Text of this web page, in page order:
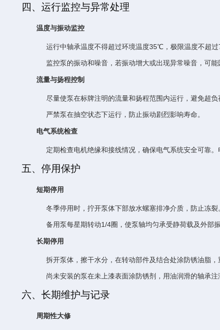
四、运行监控与异常处理
温度与振动监控
运行中轴承温度不得超过环境温度35℃，极限温度不超
监控泵的振动和噪音，若振动增大或出现异常噪音，可
流量与扬程控制
尽量使泵在标牌注明的流量和扬程范围内运行，避免超
严禁泵在抽空状态下运行，防止振动剧烈影响寿命。
电气系统检查
定期检查电机绝缘和接线情况，确保电气系统安全可靠
五、停用保护
短期停用
冬季停用时，拧开泵体下部放水螺塞排净介质，防止冻裂
备用泵每星期转动1/4圈，使泵轴均匀承受静荷载及外部
长期停用
拆开泵体，擦干水分，在转动部件及结合处涂防锈油脂
尚未安装的泵在未上漆表面涂防锈剂，用油润滑的轴承
六、长期维护与记录
周期性大修